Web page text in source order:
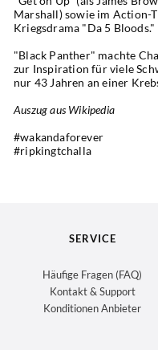
Marshall) sowie im Action-
Kriegsdrama "Da 5 Bloods."
"Black Panther" machte
zur Inspiration für viele
nur 43 Jahren an einer
Auszug aus Wikipedia
#wakandaforever
#ripkingtchalla
SERVICE
Häufige Fragen (FAQ)
Kontakt & Support
Konditionen Anbieter